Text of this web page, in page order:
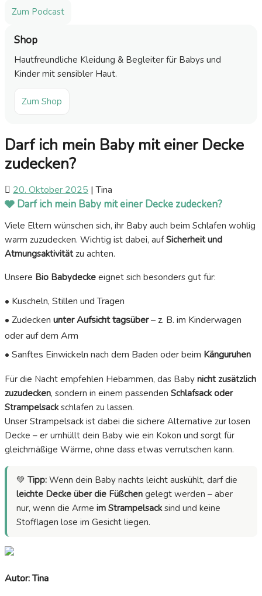
Zum Podcast
Shop
Hautfreundliche Kleidung & Begleiter für Babys und
Kinder mit sensibler Haut.
Zum Shop
Darf ich mein Baby mit einer Decke
zudecken?
20. Oktober 2025 |Tina
🩶 Darf ich mein Baby mit einer Decke zudecken?
Viele Eltern wünschen sich, ihr Baby auch beim Schlafen wohlig
warm zuzudecken. Wichtig ist dabei, aufSicherheit und
Atmungsaktivitätzu achten.
Unsere Bio Babydecke eignet sich besonders gut für:
• Kuscheln, Stillen und Tragen
• Zudecken unter Aufsicht tagsüber– z. B. im Kinderwagen
oder auf dem Arm
• Sanftes Einwickeln nach dem Baden oder beim Känguruhen
Für die Nacht empfehlen Hebammen, das Baby nicht zusätzlich
zuzudecken, sondern in einem passenden Schlafsack oder
Strampelsackschlafen zu lassen.
Unser Strampelsack ist dabei die sichere Alternative zur losen
Decke – er umhüllt dein Baby wie ein Kokon und sorgt für
gleichmäßige Wärme, ohne dass etwas verrutschen kann.
💚 Tipp: Wenn dein Baby nachts leicht auskühlt, darf die
leichte Decke über die Füßchen gelegt werden – aber
nur, wenn die Arme im Strampelsacksind und keine
Stofflagen lose im Gesicht liegen.
Autor: Tina